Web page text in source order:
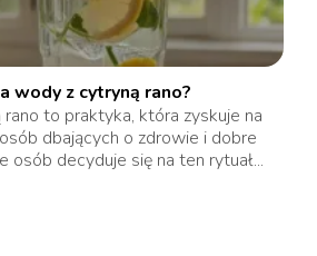
wody z cytryną rano?
to praktyka, która zyskuje na
dbających o zdrowie i dobre
osób decyduje się na ten rytuał...